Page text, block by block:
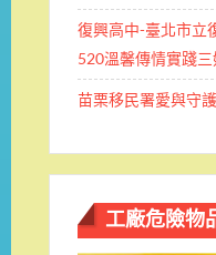
復興高中-臺北市立
520溫馨傳情實踐三
苗栗移民署愛與守
工廠危險物